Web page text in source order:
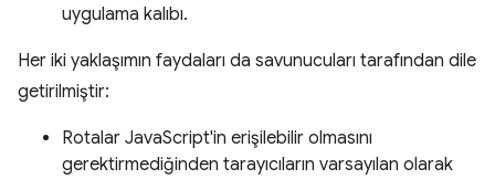
uygulama kalıbı.
Her iki yaklaşımın faydaları da savunucuları tarafından dile
getirilmiştir:
Rotalar JavaScript'in erişilebilir olmasını
gerektirmediğinden tarayıcıların varsayılan olarak